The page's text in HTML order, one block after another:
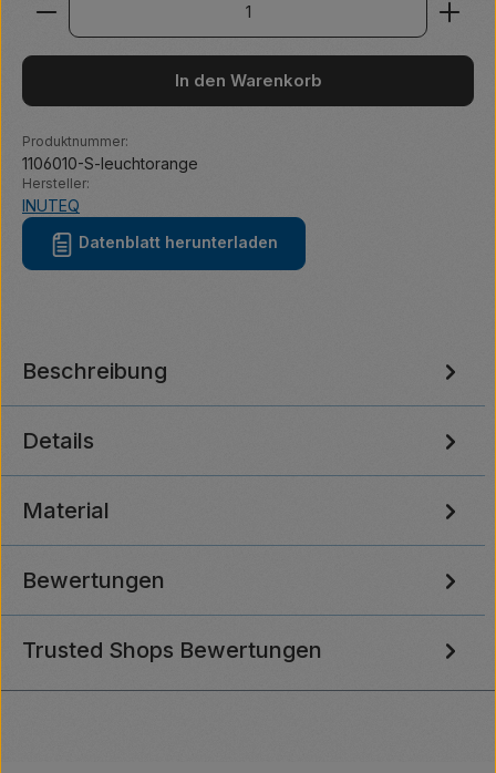
In den Warenkorb
Produktnummer:
1106010-S-leuchtorange
Hersteller:
INUTEQ
Datenblatt herunterladen
Beschreibung
Details
Material
Bewertungen
Trusted Shops Bewertungen